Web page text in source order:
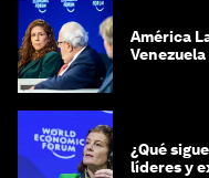
América
¿Qué
líderes y